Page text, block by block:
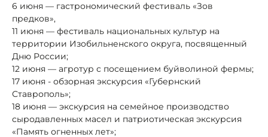
6 июня — гастрономический фестиваль «Зов
предков»,
11 июня — фестиваль национальных культур на
территории Изобильненского округа, посвященный
Дню России;
12 июня — агротур с посещением буйволиной фермы;
17 июня - обзорная экскурсия «Губернский
Ставрополь»;
18 июня — экскурсия на семейное производство
сыродавленных масел и патриотическая экскурсия
«Память огненных лет»;